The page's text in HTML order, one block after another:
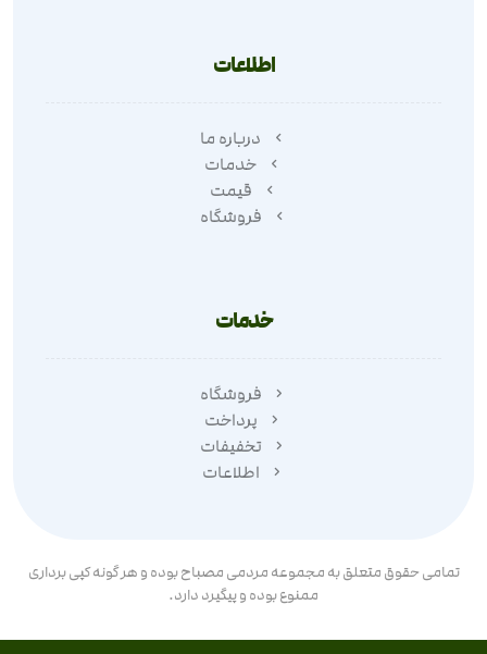
اطلاعات
درباره ما
خدمات
قیمت
فروشگاه
خدمات
فروشگاه
پرداخت
تخفیفات
اطلاعات
تمامی حقوق متعلق به مجموعه مردمی مصباح بوده و هر گونه کپی برداری
ممنوع بوده و پیگیرد دارد.